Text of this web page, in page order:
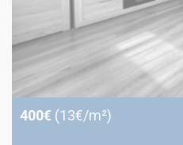
400€ (13€/m²)